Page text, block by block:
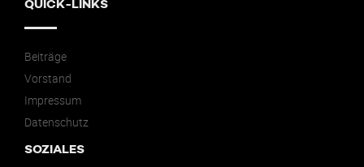
QUICK-LINKS
Beiträge
Vorstand
Impressum
Datenschutz
SOZIALES